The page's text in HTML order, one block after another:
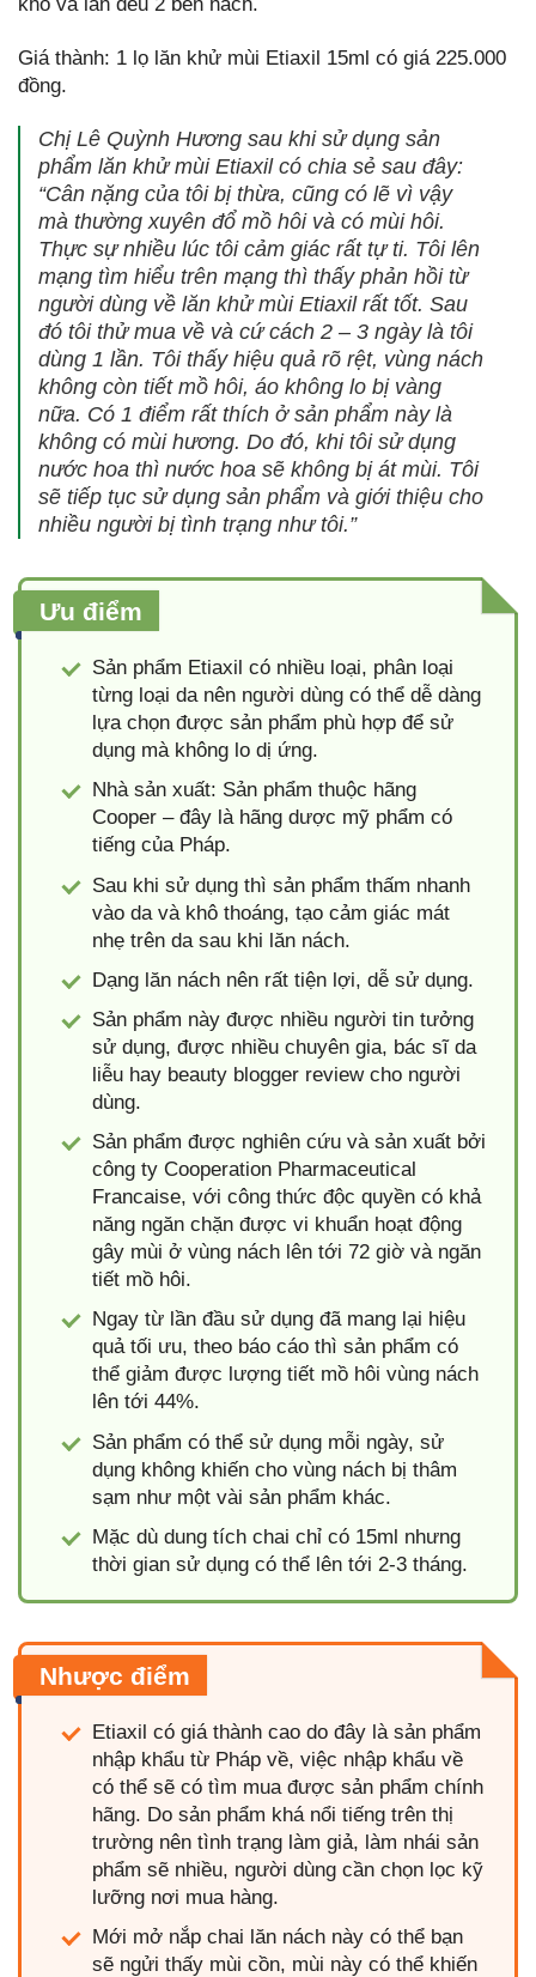
Giá thành: 1 lọ lăn khử mùi Etiaxil 15ml có giá 225.000
đồng.
Chị Lê Quỳnh Hương sau khi sử dụng sản
phẩm lăn khử mùi Etiaxil có chia sẻ sau đây:
“Cân nặng của tôi bị thừa, cũng có lẽ vì vậy
mà thường xuyên đổ mồ hôi và có mùi hôi.
Thực sự nhiều lúc tôi cảm giác rất tự ti. Tôi lên
mạng tìm hiểu trên mạng thì thấy phản hồi từ
người dùng về lăn khử mùi Etiaxil rất tốt. Sau
đó tôi thử mua về và cứ cách 2 – 3 ngày là tôi
dùng 1 lần. Tôi thấy hiệu quả rõ rệt, vùng nách
không còn tiết mồ hôi, áo không lo bị vàng
nữa. Có 1 điểm rất thích ở sản phẩm này là
không có mùi hương. Do đó, khi tôi sử dụng
nước hoa thì nước hoa sẽ không bị át mùi. Tôi
sẽ tiếp tục sử dụng sản phẩm và giới thiệu cho
nhiều người bị tình trạng như tôi.”
Ưu điểm
Sản phẩm Etiaxil có nhiều loại, phân loại
từng loại da nên người dùng có thể dễ dàng
lựa chọn được sản phẩm phù hợp để sử
dụng mà không lo dị ứng.
Nhà sản xuất: Sản phẩm thuộc hãng
Cooper – đây là hãng dược mỹ phẩm có
tiếng của Pháp.
Sau khi sử dụng thì sản phẩm thấm nhanh
vào da và khô thoáng, tạo cảm giác mát
nhẹ trên da sau khi lăn nách.
Dạng lăn nách nên rất tiện lợi, dễ sử dụng.
Sản phẩm này được nhiều người tin tưởng
sử dụng, được nhiều chuyên gia, bác sĩ da
liễu hay beauty blogger review cho người
dùng.
Sản phẩm được nghiên cứu và sản xuất bởi
công ty Cooperation Pharmaceutical
Francaise, với công thức độc quyền có khả
năng ngăn chặn được vi khuẩn hoạt động
gây mùi ở vùng nách lên tới 72 giờ và ngăn
tiết mồ hôi.
Ngay từ lần đầu sử dụng đã mang lại hiệu
quả tối ưu, theo báo cáo thì sản phẩm có
thể giảm được lượng tiết mồ hôi vùng nách
lên tới 44%.
Sản phẩm có thể sử dụng mỗi ngày, sử
dụng không khiến cho vùng nách bị thâm
sạm như một vài sản phẩm khác.
Mặc dù dung tích chai chỉ có 15ml nhưng
thời gian sử dụng có thể lên tới 2-3 tháng.
Nhược điểm
Etiaxil có giá thành cao do đây là sản phẩm
nhập khẩu từ Pháp về, việc nhập khẩu về
có thể sẽ có tìm mua được sản phẩm chính
hãng. Do sản phẩm khá nổi tiếng trên thị
trường nên tình trạng làm giả, làm nhái sản
phẩm sẽ nhiều, người dùng cần chọn lọc kỹ
lưỡng nơi mua hàng.
Mới mở nắp chai lăn nách này có thể bạn
sẽ ngửi thấy mùi cồn, mùi này có thể khiến